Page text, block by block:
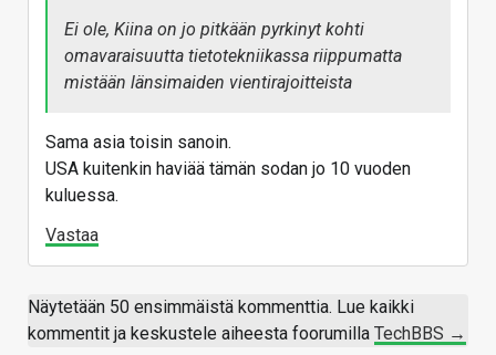
Ei ole, Kiina on jo pitkään pyrkinyt kohti
omavaraisuutta tietotekniikassa riippumatta
mistään länsimaiden vientirajoitteista
Sama asia toisin sanoin.
USA kuitenkin haviää tämän sodan jo 10 vuoden
kuluessa.
Vastaa
Näytetään 50 ensimmäistä kommenttia. Lue kaikki
kommentit ja keskustele aiheesta foorumilla TechBBS →